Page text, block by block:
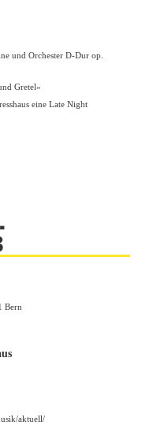
und Orchester D-Dur op.
Gretel»
eine Late Night
Bern
aktuell/